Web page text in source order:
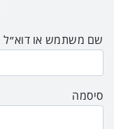
שם משתמש או דוא״ל
סיסמה